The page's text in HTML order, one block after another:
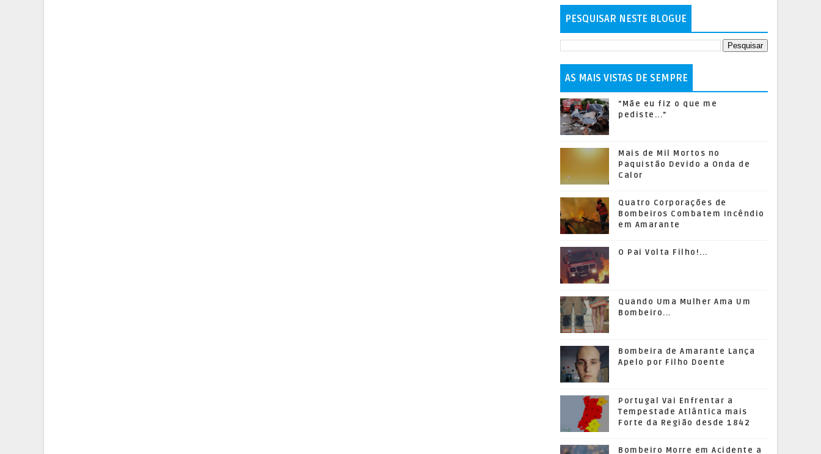
PESQUISAR NESTE BLOGUE
AS MAIS VISTAS DE SEMPRE
"Mãe eu fiz o que me
pediste..."
Mais de Mil Mortos no
Paquistão Devido a Onda de
Calor
Quatro Corporações de
Bombeiros Combatem Incêndio
em Amarante
O Pai Volta Filho!...
Quando Uma Mulher Ama Um
Bombeiro...
Bombeira de Amarante Lança
Apelo por Filho Doente
Portugal Vai Enfrentar a
Tempestade Atlântica mais
Forte da Região desde 1842
Bombeiro Morre em Acidente a